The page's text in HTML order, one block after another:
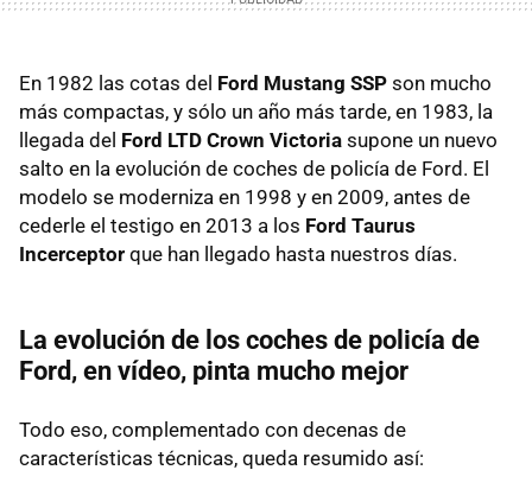
En 1982 las cotas del Ford Mustang SSP son mucho
más compactas, y sólo un año más tarde, en 1983, la
llegada del Ford LTD Crown Victoria supone un nuevo
salto en la evolución de coches de policía de Ford. El
modelo se moderniza en 1998 y en 2009, antes de
cederle el testigo en 2013 a los Ford Taurus
Incerceptor que han llegado hasta nuestros días.
La evolución de los coches de policía de
Ford, en vídeo, pinta mucho mejor
Todo eso, complementado con decenas de
características técnicas, queda resumido así: